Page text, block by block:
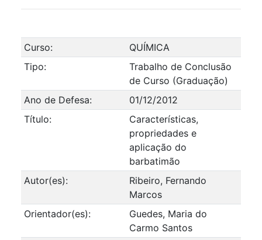
Curso:
QUÍMICA
Tipo:
Trabalho de Conclusão
de Curso (Graduação)
Ano de Defesa:
01/12/2012
Título:
Características,
propriedades e
aplicação do
barbatimão
Autor(es):
Ribeiro, Fernando
Marcos
Orientador(es):
Guedes, Maria do
Carmo Santos